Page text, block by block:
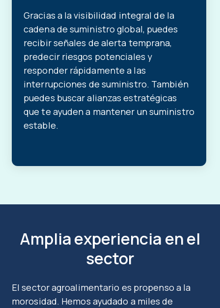
Gracias a la visibilidad integral de la
cadena de suministro global, puedes
recibir señales de alerta temprana,
predecir riesgos potenciales y
responder rápidamente a las
interrupciones de suministro. También
puedes buscar alianzas estratégicas
que te ayuden a mantener un suministro
estable.
Amplia experiencia en el
sector
El sector agroalimentario es propenso a la
morosidad. Hemos ayudado a miles de